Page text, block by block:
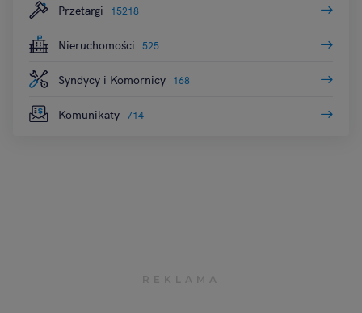
Przetargi 15218
Nieruchomości 525
Syndycy i Komornicy 168
Komunikaty 714